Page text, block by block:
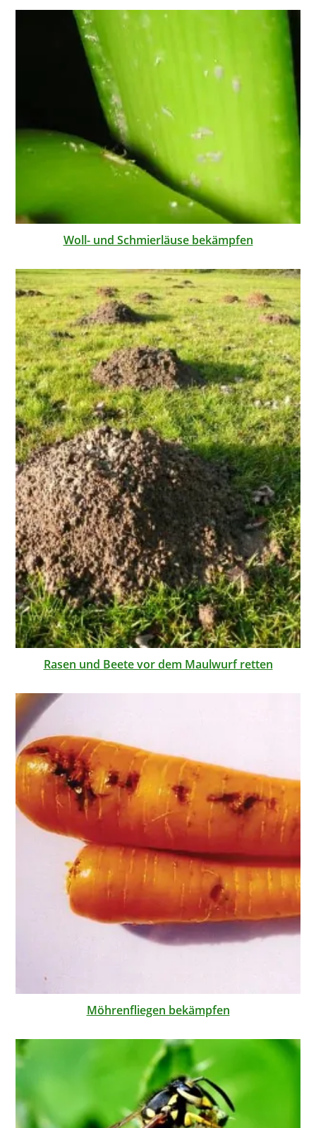
Woll- und Schmierläuse bekämpfen
Rasen und Beete vor dem Maulwurf retten
Möhrenfliegen bekämpfen